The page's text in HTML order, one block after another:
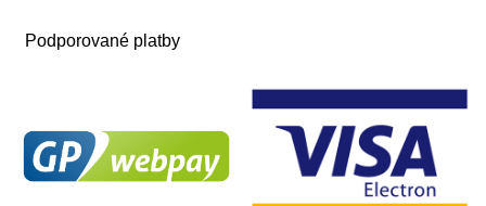
Podporované platby